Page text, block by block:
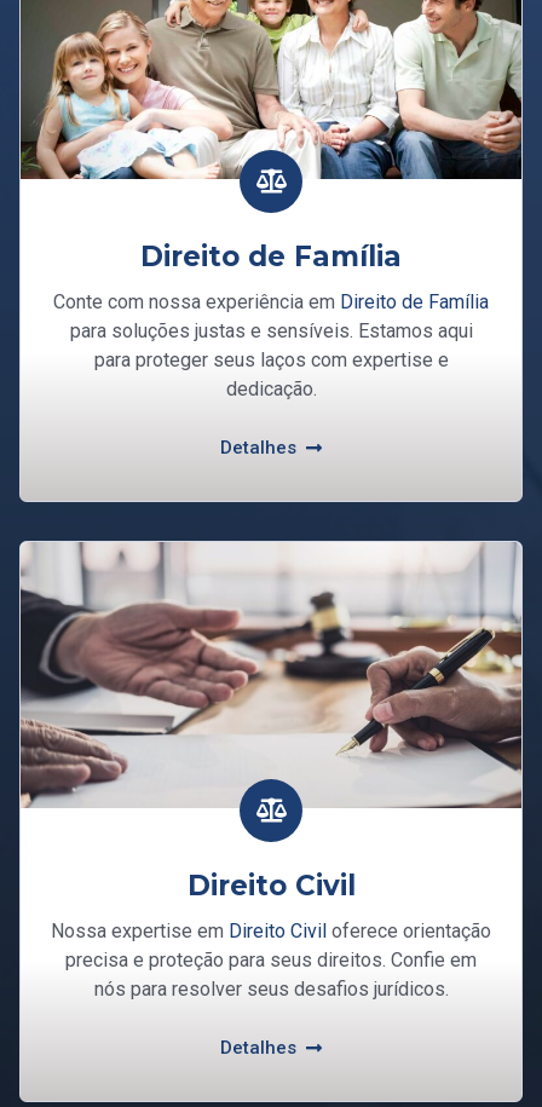
Direito de Família
Conte com nossa experiência em Direito de Família
para soluções justas e sensíveis. Estamos aqui
para proteger seus laços com expertise e
dedicação.
Detalhes
Direito Civil
Nossa expertise em Direito Civil oferece orientação
precisa e proteção para seus direitos. Confie em
nós para resolver seus desafios jurídicos.
Detalhes